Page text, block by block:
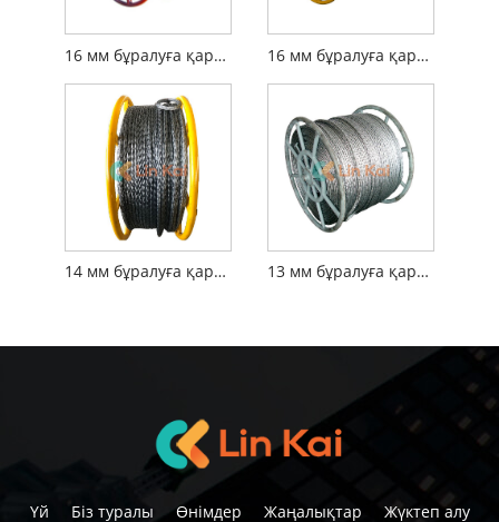
16 мм бұралуға қарсы өрілген болат арқан 16 мм бұралуға қарсы болат сым арқан
14 мм бұралуға қарсы өрілген болат арқан 13 мм бұралуға қарсы өрілген болат сым арқан
Үй Біз туралы Өнімдер Жаңалықтар Жүктеп алу